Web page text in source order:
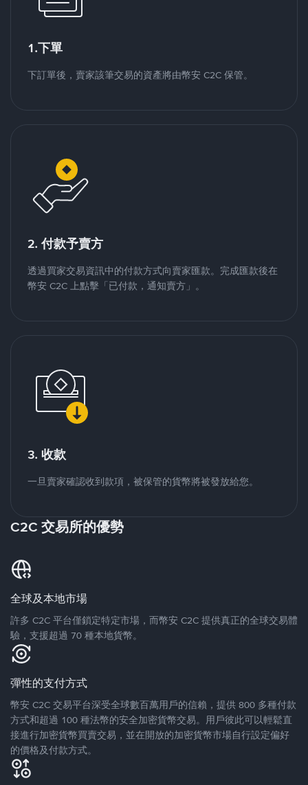
1.下單
下訂單後，賣家該筆交易的資產將由幣安 C2C 保管。
2. 付款予賣方
透過買家交易資訊中的付款方式向賣家匯款。完成匯款後在
幣安 C2C 上點擊「已付款，通知賣方」。
3. 收款
一旦賣家確認收到款項，被保管的貨幣將被發放給您。
C2C 交易所的優勢
全球及本地市場
許多 C2C 平台僅鎖定特定市場，而幣安 C2C 提供真正的全球交易體
驗，支援超過 70 種本地貨幣。
彈性的支付方式
幣安 C2C 交易平台深受全球數百萬用戶的信賴，提供 800 多種付款
方式和超過 100 種法幣的安全加密貨幣交易。用戶彼此可以輕鬆直
接進行加密貨幣買賣交易，並在開放的加密貨幣市場自行設定偏好
的價格及付款方式。